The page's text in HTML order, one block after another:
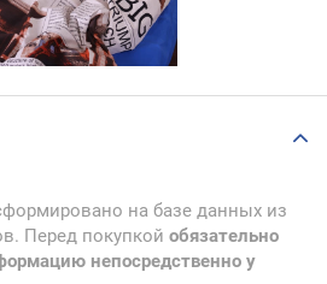
на базе данных из
Перед покупкой обязательно
непосредственно у